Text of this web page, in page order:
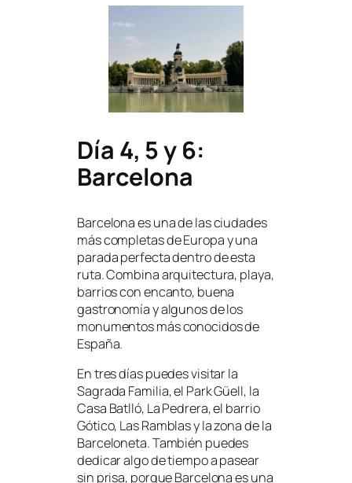
Día 4, 5 y 6:
Barcelona
Barcelona es una de las ciudades
más completas de Europa y una
parada perfecta dentro de esta
ruta. Combina arquitectura, playa,
barrios con encanto, buena
gastronomía y algunos de los
monumentos más conocidos de
España.
En tres días puedes visitar la
Sagrada Familia, el Park Güell, la
Casa Batlló, La Pedrera, el barrio
Gótico, Las Ramblas y la zona de la
Barceloneta. También puedes
dedicar algo de tiempo a pasear
sin prisa, porque Barcelona es una